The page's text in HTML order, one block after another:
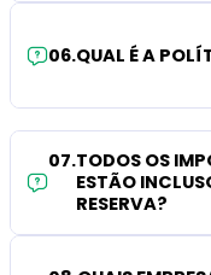
06.QUAL É A
07.TODOS OS
ESTÃO
RESERVA?